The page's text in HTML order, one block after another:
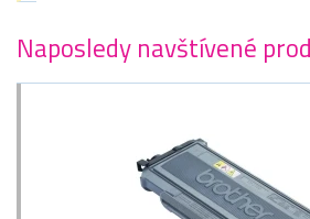
Naposledy navštívené